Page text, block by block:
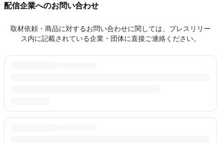
配信企業へのお問い合わせ
取材依頼・商品に対するお問い合わせに関しては、プレスリリー
ス内に記載されている企業・団体に直接ご連絡ください。